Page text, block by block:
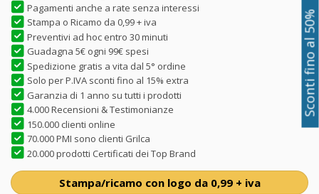
Pagamenti anche a rate senza interessi
Stampa o Ricamo da 0,99 + iva
Preventivi ad hoc entro 30 minuti
Guadagna 5€ ogni 99€ spesi
Spedizione gratis a vita dal 5° ordine
Solo per P.IVA sconti fino al 15% extra
Garanzia di 1 anno su tutti i prodotti
4.000 Recensioni & Testimonianze
150.000 clienti online
70.000 PMI sono clienti Grilca
20.000 prodotti Certificati dei Top Brand
Stampa/ricamo con logo da 0,99 + iva
Sconti fino al 50%